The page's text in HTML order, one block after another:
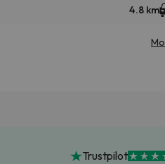
4.8 km
Trustpilot